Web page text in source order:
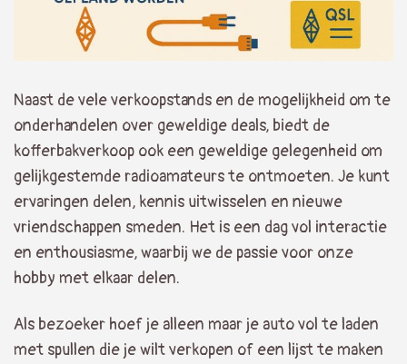
Naast de vele verkoopstands en de mogelijkheid om te
onderhandelen over geweldige deals, biedt de
kofferbakverkoop ook een geweldige gelegenheid om
gelijkgestemde radioamateurs te ontmoeten. Je kunt
ervaringen delen, kennis uitwisselen en nieuwe
vriendschappen smeden. Het is een dag vol interactie
en enthousiasme, waarbij we de passie voor onze
hobby met elkaar delen.
Als bezoeker hoef je alleen maar je auto vol te laden
met spullen die je wilt verkopen of een lijst te maken